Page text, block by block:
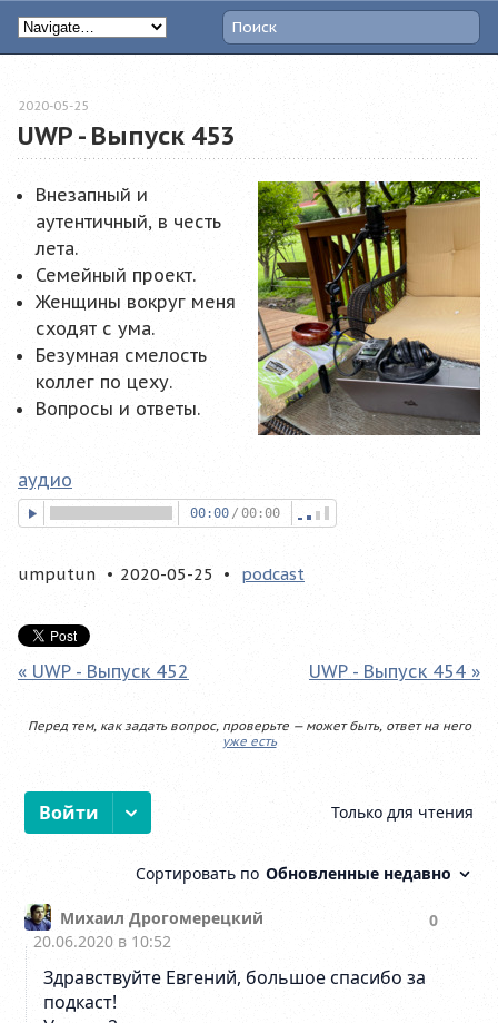
UWP - Выпуск 453
2020-05-25
Внезапный и
аутентичный, в честь
лета.
Семейный проект.
Женщины вокруг меня
сходят с ума.
Безумная смелость
коллег по цеху.
Вопросы и ответы.
аудио
00:00 / 00:00
umputun 2020-05-25 podcast
« UWP - Выпуск 452 UWP - Выпуск 454 »
Перед тем, как задать вопрос, проверьте — может быть, ответ на него
уже есть